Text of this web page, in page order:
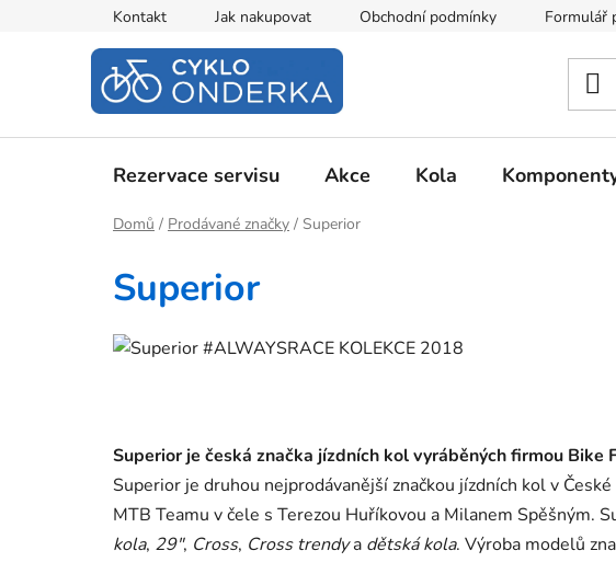
Kontakt Jak nakupovat Obchodní podmínky Formulář
Rezervace servisu Akce Kola
Domů / Prodávané značky / Superior
Superior
Superior je česká značka jízdních kol vyráběných firmou Bike
Superior je druhou nejprodávanější značkou jízdních kol v
MTB Teamu v čele s Terezou Huříkovou a Milanem Spěšným.
kola, 29", Cross, Cross trendya dětská kola. Výroba modelů